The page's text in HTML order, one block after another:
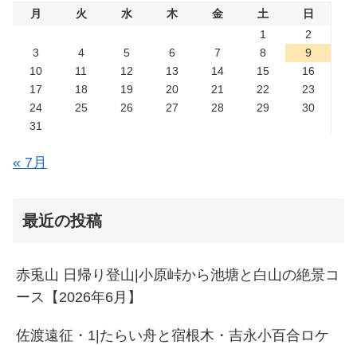
月 火 水 木 金 土
日
1
2
3
4 5 6 7 8
9
10
11 12 13 14 15
16
17
18 19 20 21 22
23
24
25 26 27 28 29
30
31
« 7月
最近の投稿
赤兎山 日帰り登山|小原峠から池塘と白山の絶景コ
ース【2026年6月】
佐渡遠征・1|たらい舟と宿根木・吉永小百合ロケ